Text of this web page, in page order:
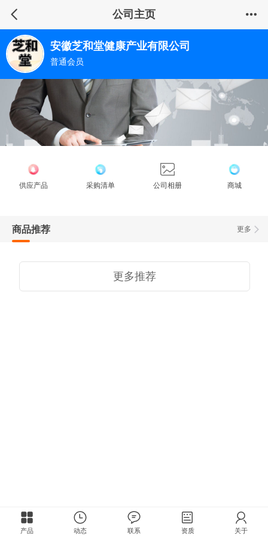
公司主页
安徽芝和堂健康产业有限公司
普通会员
供应产品 采购清单 公司相册 商城
更多
商品推荐
更多推荐
产品 动态 联系 资质 关于